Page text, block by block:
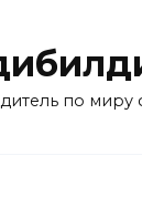
по миру